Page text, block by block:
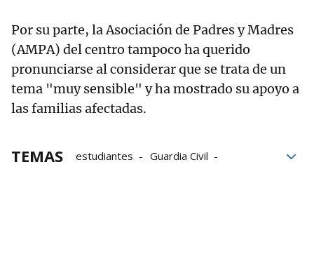
Por su parte, la Asociación de Padres y Madres
(AMPA) del centro tampoco ha querido
pronunciarse al considerar que se trata de un
tema "muy sensible" y ha mostrado su apoyo a
las familias afectadas.
TEMAS estudiantes
Guardia Civil